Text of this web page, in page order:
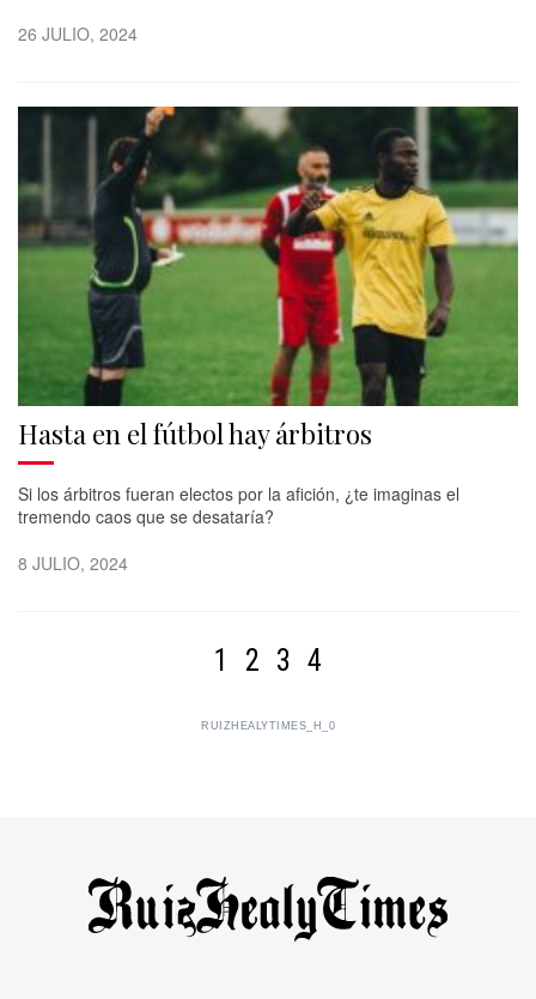
26 JULIO, 2024
Hasta en el fútbol hay árbitros
Si los árbitros fueran electos por la afición, ¿te imaginas el
tremendo caos que se desataría?
8 JULIO, 2024
1 2 3 4
RUIZHEALYTIMES_H_0